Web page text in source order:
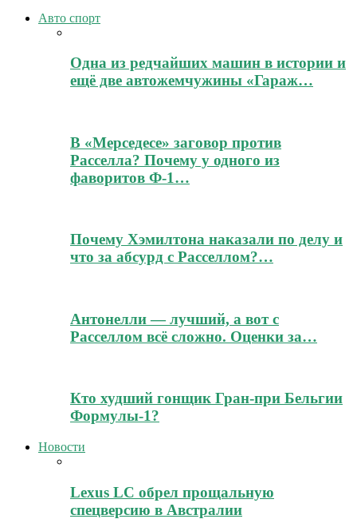
Авто спорт
Одна из редчайших машин в истории и
ещё две автожемчужины «Гараж…
В «Мерседесе» заговор против
Расселла? Почему у одного из
фаворитов Ф-1…
Почему Хэмилтона наказали по делу и
что за абсурд с Расселлом?…
Антонелли — лучший, а вот с
Расселлом всё сложно. Оценки за…
Кто худший гонщик Гран-при Бельгии
Формулы-1?
Новости
Lexus LC обрел прощальную
спецверсию в Австралии